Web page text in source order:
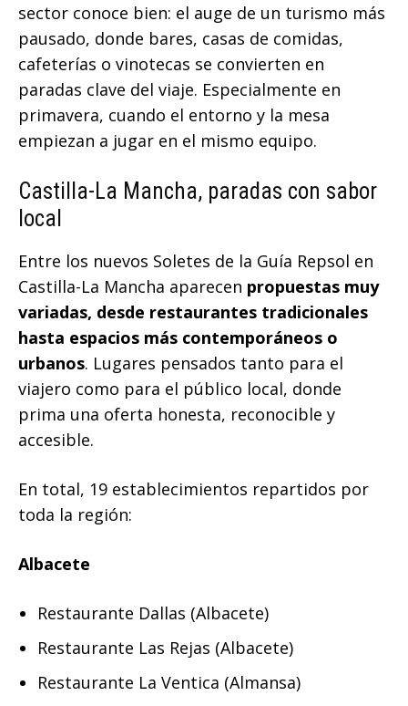
sector conoce bien: el auge de un turismo más
pausado, donde bares, casas de comidas,
cafeterías o vinotecas se convierten en
paradas clave del viaje. Especialmente en
primavera, cuando el entorno y la mesa
empiezan a jugar en el mismo equipo.
Castilla-La Mancha, paradas con sabor
local
Entre los nuevos Soletes de la Guía Repsol en
Castilla-La Mancha aparecen propuestas muy
variadas, desde restaurantes tradicionales
hasta espacios más contemporáneos o
urbanos. Lugares pensados tanto para el
viajero como para el público local, donde
prima una oferta honesta, reconocible y
accesible.
En total, 19 establecimientos repartidos por
toda la región:
Albacete
Restaurante Dallas (Albacete)
Restaurante Las Rejas (Albacete)
Restaurante La Ventica (Almansa)